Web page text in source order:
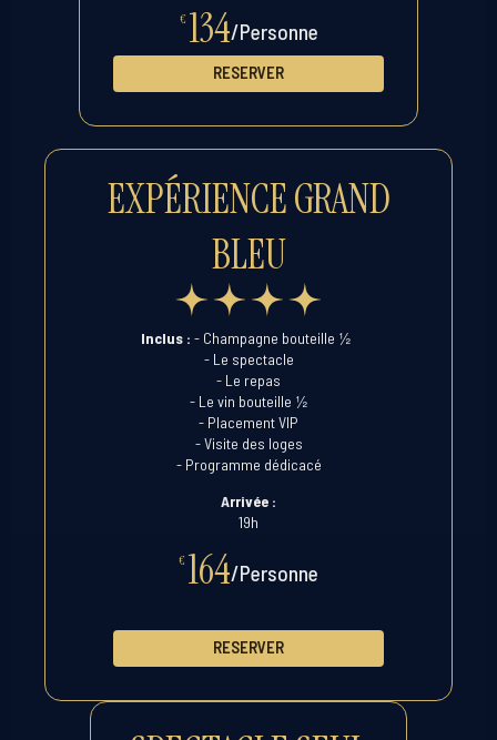
€ 134/Personne
RESERVER
EXPÉRIENCE GRAND
BLEU
€ 164/Personne
Inclus : - Champagne bouteille ½
- Le spectacle
- Le repas
- Le vin bouteille ½
- Placement VIP
- Visite des loges
- Programme dédicacé
Arrivée :
19h
RESERVER